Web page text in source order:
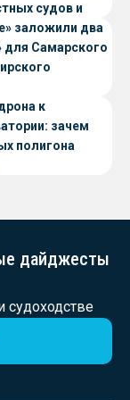
судов и
заложили два
Самарского
к
зачем
полигона
дайджесты
судоходстве